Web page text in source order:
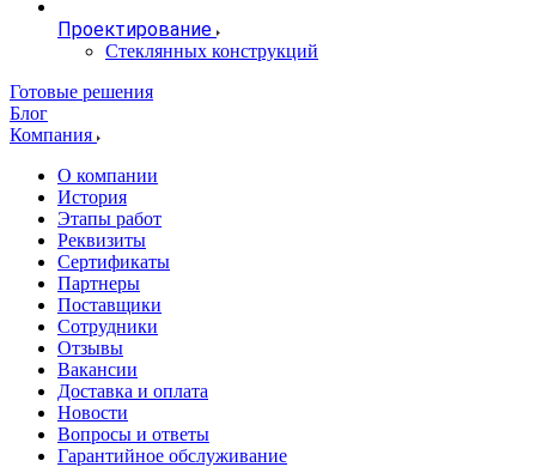
Проектирование
Стеклянных конструкций
Готовые решения
Блог
Компания
О компании
История
Этапы работ
Реквизиты
Сертификаты
Партнеры
Поставщики
Сотрудники
Отзывы
Вакансии
Доставка и оплата
Новости
Вопросы и ответы
Гарантийное обслуживание